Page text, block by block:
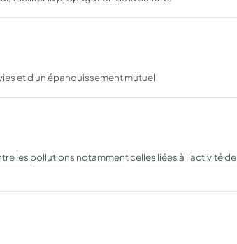
et d un épanouissement mutuel
les pollutions notamment celles liées à l'activité de